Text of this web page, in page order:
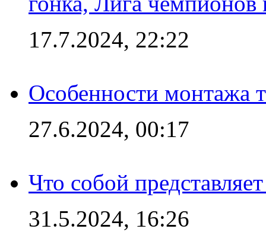
17.7.2024, 22:22
Особенности монтажа
27.6.2024, 00:17
Что собой
31.5.2024, 16:26